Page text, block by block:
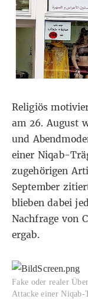
Religiös
am 26. August
und
einer Niqab-
zugehörigen
September
blieben dabei
Nachfrage von
ergab.
Fake oder realer
Attacke einer Niqab-